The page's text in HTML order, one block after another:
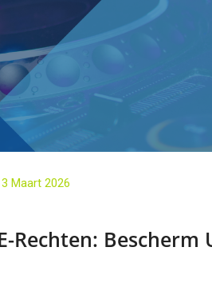
Maart 2026
Rechten: Bescherm